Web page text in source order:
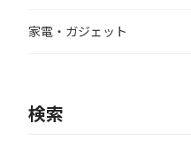
家電・ガジェット
検索